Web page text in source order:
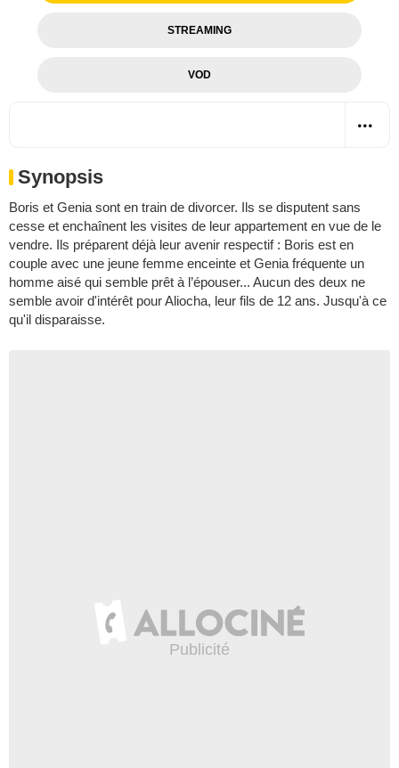
STREAMING
VOD
Synopsis
Boris et Genia sont en train de divorcer. Ils se disputent sans
cesse et enchaînent les visites de leur appartement en vue de le
vendre. Ils préparent déjà leur avenir respectif : Boris est en
couple avec une jeune femme enceinte et Genia fréquente un
homme aisé qui semble prêt à l’épouser... Aucun des deux ne
semble avoir d'intérêt pour Aliocha, leur fils de 12 ans. Jusqu'à ce
qu'il disparaisse.